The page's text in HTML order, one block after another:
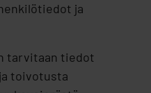
ja
tarvitaan tiedot
toivotusta